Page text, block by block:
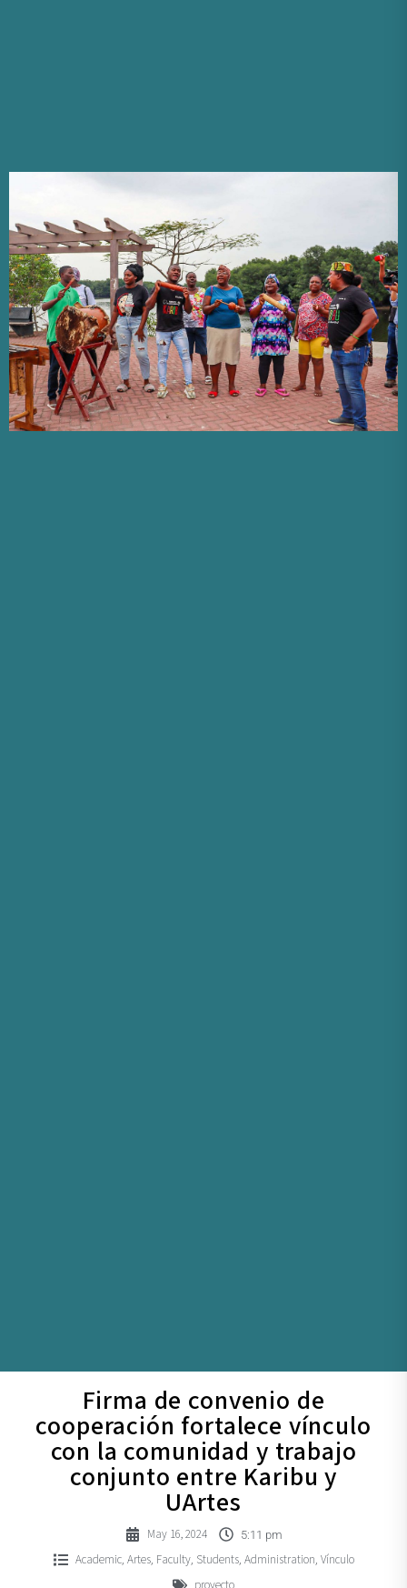
Firma de convenio de
cooperación fortalece vínculo
con la comunidad y trabajo
conjunto entre Karibu y
UArtes
May 16, 2024 5:11 pm
Academic, Artes, Faculty, Students, Administration Vínculo